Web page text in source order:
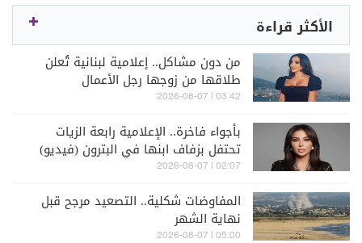
الأكثر قراءة
من دون مشاكل.. إعلامية لبنانية تُعلن
طلاقها من زوجها رجل الأعمال
03:42 | 2026-08-07
بأجواء فاخرة.. الإعلامية رابعة الزيات
تحتفل بزفاف ابنها في البترون (فيديو)
02:07 | 2026-08-07
المفاوضات شكلية.. التصعيد مرجح قبل
نهاية الشهر
05:00 | 2026-08-07